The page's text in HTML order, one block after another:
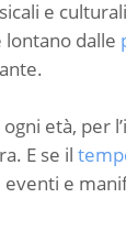
e
dalle
età, per
E se il
e